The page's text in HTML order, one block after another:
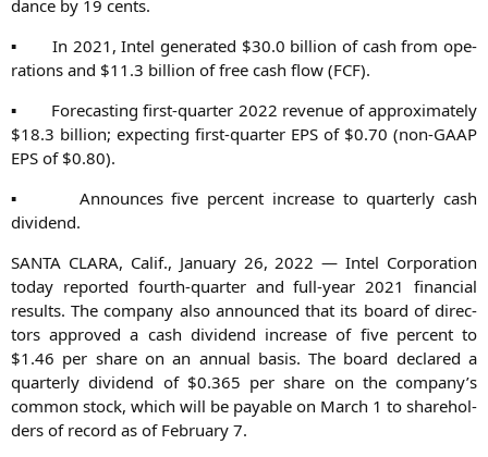
dance by 19 cents.
▪ In 2021, Intel gene­ra­ted $30.0 bil­li­on of cash from ope­
ra­ti­ons and $11.3 bil­li­on of free cash flow (FCF).
▪ Fore­cas­ting first-quar­ter 2022 reve­nue of appro­xi­m­ate­ly
$18.3 bil­li­on; expec­ting first-quar­ter EPS of $0.70 (non-GAAP
EPS of $0.80).
▪ Announ­ces five per­cent increase to quar­ter­ly cash
dividend.
SANTA CLARA, Calif., Janu­ary 26, 2022 — Intel Cor­po­ra­ti­on
today repor­ted fourth-quar­ter and full-year 2021 finan­cial
results. The com­pa­ny also announ­ced that its board of direc­
tors appro­ved a cash divi­dend increase of five per­cent to
$1.46 per share on an annu­al basis. The board declared a
quar­ter­ly divi­dend of $0.365 per share on the company’s
com­mon stock, which will be paya­ble on March 1 to share­hol­
ders of record as of Febru­ary 7.